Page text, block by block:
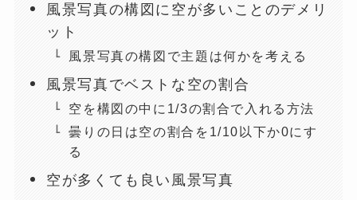
風景写真の構図に空が多いことのデメリ
ット
風景写真の構図で主題は何かを考える
風景写真でベストな空の割合
空を構図の中に1/3の割合で入れる方法
曇りの日は空の割合を1/10以下か0にす
る
空が多くても良い風景写真